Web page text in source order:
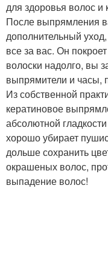
для здоровья волос и
После выпрямления
дополнительный
все за вас. Он
волоски надолго, вы
выпрямители и часы,
Из собственной
кератиновое
абсолютной
хорошо убирает
дольше сохранить
окрашеных волос,
выпадение волос!